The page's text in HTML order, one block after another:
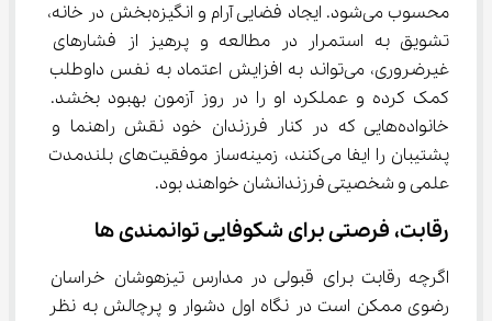
محسوب می‌شود. ایجاد فضایی آرام و انگیزه‌بخش در خانه،
تشویق به استمرار در مطالعه و پرهیز از فشارهای
غیرضروری، می‌تواند به افزایش اعتماد به نفس داوطلب
کمک کرده و عملکرد او را در روز آزمون بهبود بخشد.
خانواده‌هایی که در کنار فرزندان خود نقش راهنما و
پشتیبان را ایفا می‌کنند، زمینه‌ساز موفقیت‌های بلندمدت
علمی و شخصیتی فرزندانشان خواهند بود.
رقابت، فرصتی برای شکوفایی توانمندی ها
اگرچه رقابت برای قبولی در مدارس تیزهوشان خراسان
رضوی ممکن است در نگاه اول دشوار و پرچالش به نظر